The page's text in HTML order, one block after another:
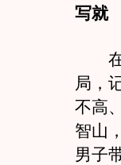
写就
在
局，
不高
智山
男子